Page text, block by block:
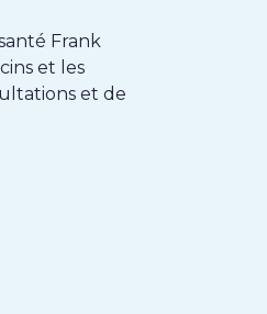
Frank
et les
et de